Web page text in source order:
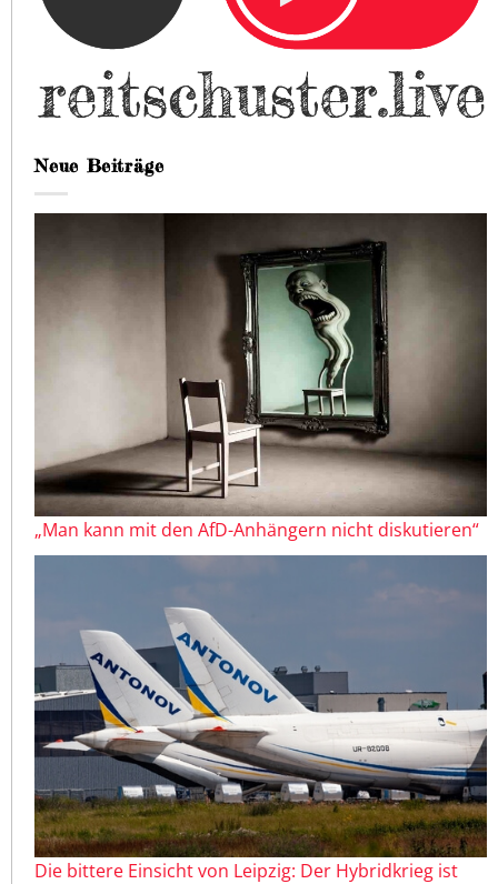
Neue Beiträge
„Man kann mit den AfD-Anhängern nicht diskutieren“
Die bittere Einsicht von Leipzig: Der Hybridkrieg ist